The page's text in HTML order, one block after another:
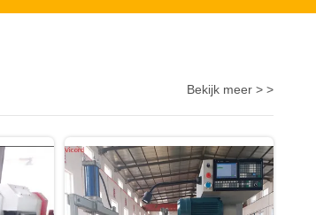
Bekijk meer > >